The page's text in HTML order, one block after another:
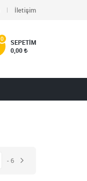
İletişim
SEPETIM
0
0,00
6